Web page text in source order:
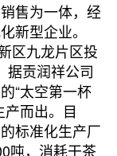
售为一体，经
新型企业。
区九龙片区投
据贡润祥公司
“太空第一杯
而出。目
标准化生产厂
吨，消耗干茶